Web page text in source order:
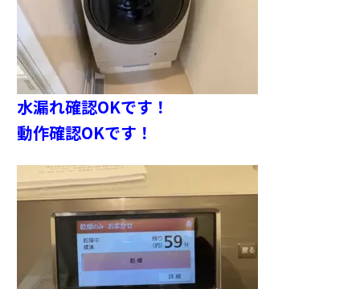
水漏れ確認OKです！
動作確認OKです！